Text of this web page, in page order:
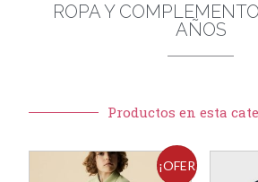
ROPA Y
AÑOS
Productos en esta
¡OFER